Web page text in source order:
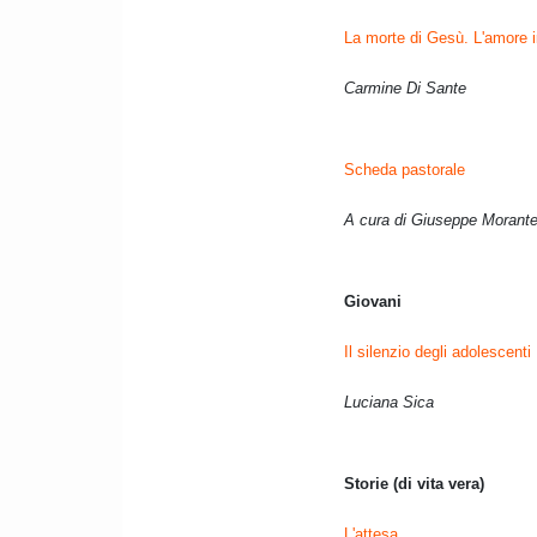
La morte di Gesù. L'amore
Carmine Di Sante
Scheda pastorale
A cura di Giuseppe Morante
Giovani
Il silenzio degli adolescenti
Luciana Sica
Storie (di vita vera)